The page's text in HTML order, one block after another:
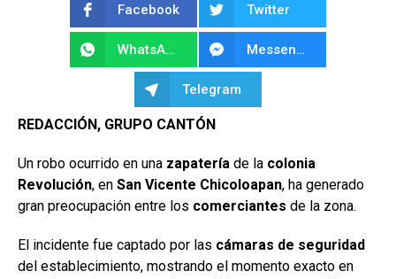
Facebook Twitter
WhatsApp Messenger
Telegram
REDACCIÓN, GRUPO CANTÓN
Un robo ocurrido en una zapatería de la colonia
Revolución, en San Vicente Chicoloapan, ha generado
gran preocupación entre los comerciantes de la zona.
El incidente fue captado por las cámaras de seguridad
del establecimiento, mostrando el momento exacto en